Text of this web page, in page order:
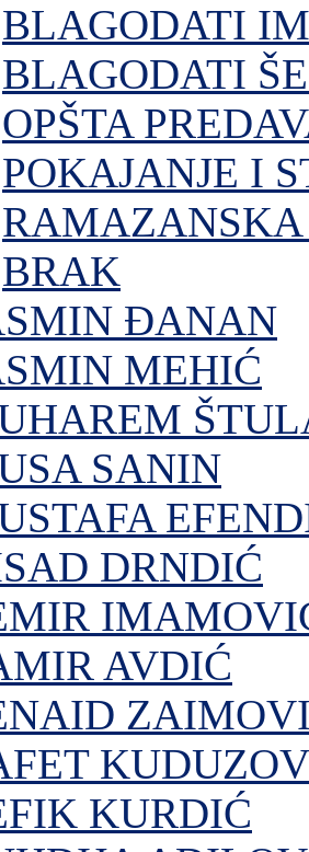
BLAGODATI
BLAGODATI
OPŠTA
POKAJANJE I
RAMAZANSKA
BRAK
ĐANAN
MEHIĆ
SANIN
DRNDIĆ
AVDIĆ
KURDIĆ